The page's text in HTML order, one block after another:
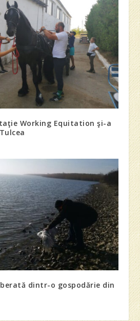
Working Equitation şi-a
dintr-o gospodărie din